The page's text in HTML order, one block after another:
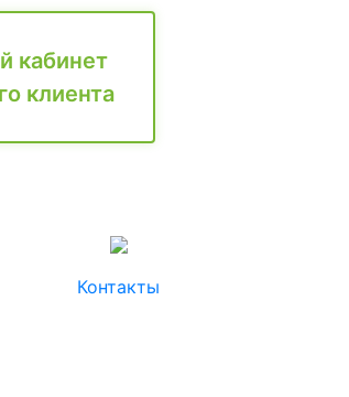
кабинет
клиента
Контакты